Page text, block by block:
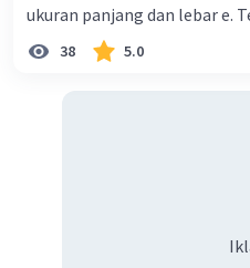
ukuran panjang dan lebar e.
38 5.0